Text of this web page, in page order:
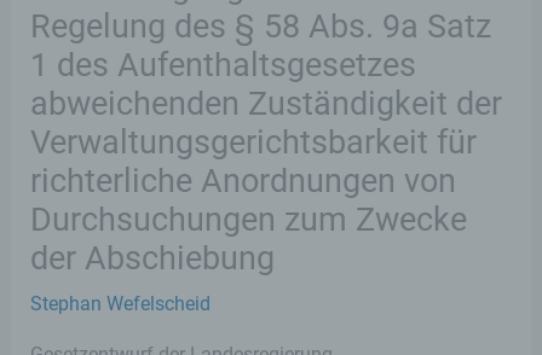
Regelung des § 58 Abs. 9a Satz
1 des Aufenthaltsgesetzes
abweichenden Zuständigkeit der
Verwaltungsgerichtsbarkeit für
richterliche Anordnungen von
Durchsuchungen zum Zwecke
der Abschiebung
Stephan Wefelscheid